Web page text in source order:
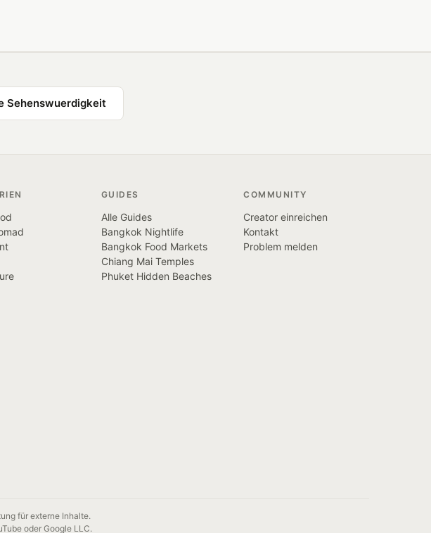
Sehenswuerdigkeit
GUIDES
Alle Guides
Bangkok Nightlife
Bangkok Food Markets
Chiang Mai Temples
Phuket Hidden Beaches
COMMUNITY
Creator einreichen
Kontakt
Problem melden
für externe Inhalte.
oder Google LLC.